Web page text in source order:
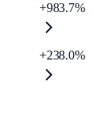
+983.7%
+238.0%